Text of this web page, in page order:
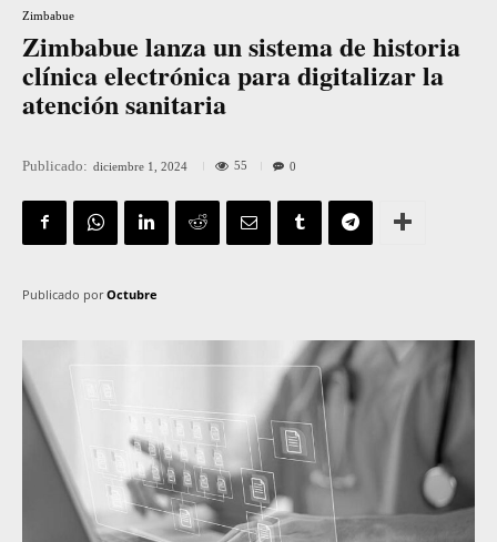
Zimbabue
Zimbabue lanza un sistema de historia
clínica electrónica para digitalizar la
atención sanitaria
Publicado: diciembre 1, 2024 55 0
Publicado por Octubre